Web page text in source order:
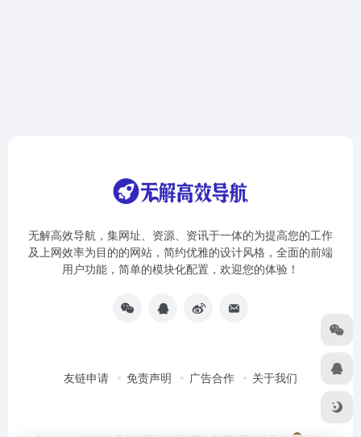
无解高效导航，集网址、资源、资讯于一体的为提高您的工作
及上网效率为目的的网站，简约优雅的设计风格，全面的前端
用户功能，简单的模块化配置，欢迎您的体验！
友链申请 免责声明 广告合作 关于我们